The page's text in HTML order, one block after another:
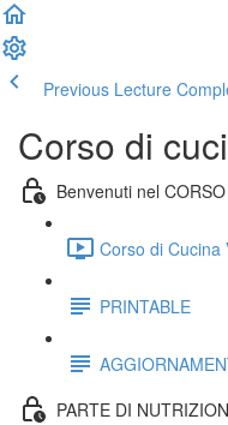
Previous Lecture
Corso di
Benvenuti nel
Corso di Cucina
PRINTABLE
PARTE DI